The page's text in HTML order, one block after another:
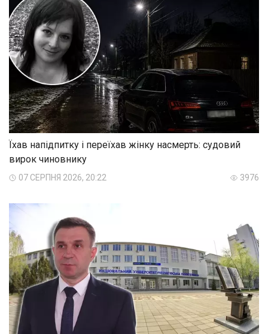
Їхав напідпитку і переїхав жінку насмерть: судовий
вирок чиновнику
07 СЕРПНЯ 2026, 20:22 3976